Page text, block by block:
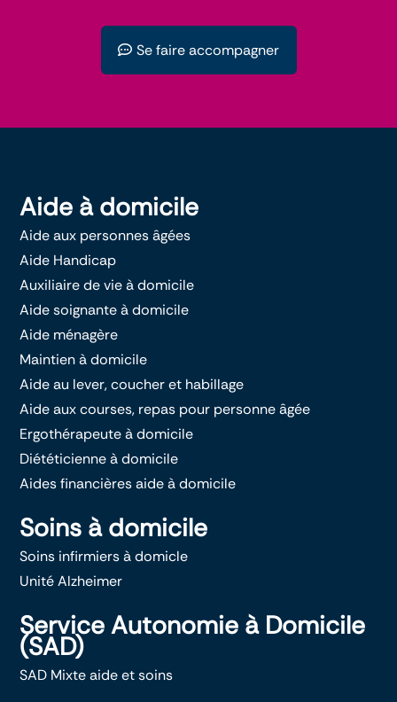
Se faire accompagner
Aide à domicile
Aide aux personnes âgées
Aide Handicap
Auxiliaire de vie à domicile
Aide soignante à domicile
Aide ménagère
Maintien à domicile
Aide au lever, coucher et habillage
Aide aux courses, repas pour personne âgée
Ergothérapeute à domicile
Diététicienne à domicile
Aides financières aide à domicile
Soins à domicile
Soins infirmiers à domicle
Unité Alzheimer
Service Autonomie à Domicile
(SAD)
SAD Mixte aide et soins